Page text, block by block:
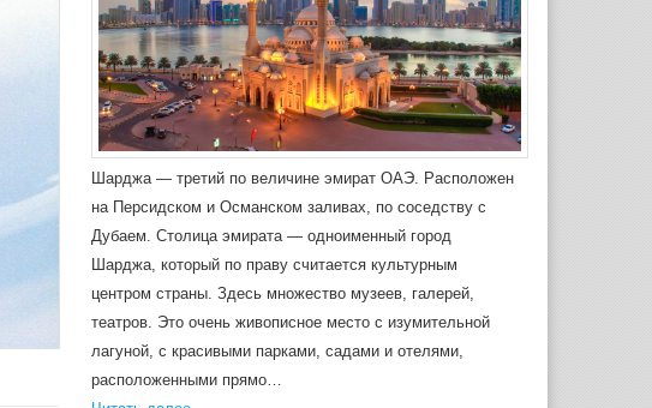
Шарджа — третий по величине эмират ОАЭ. Расположен
на Персидском и Османском заливах, по соседству с
Дубаем. Столица эмирата — одноименный город
Шарджа, который по праву считается культурным
центром страны. Здесь множество музеев, галерей,
театров. Это очень живописное место с изумительной
лагуной, с красивыми парками, садами и отелями,
расположенными прямо…